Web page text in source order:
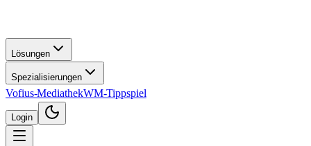
Lösungen
Spezialisierungen
Vofius-MediathekWM-Tippspiel
Login